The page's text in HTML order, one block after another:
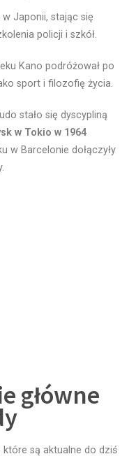
Japonii, stając się
policji i szkół.
Kano podróżował po
sport i filozofię życia.
stało się dyscypliną
w Tokio w 1964
w Barcelonie dołączyły
główne
które są aktualne do dziś